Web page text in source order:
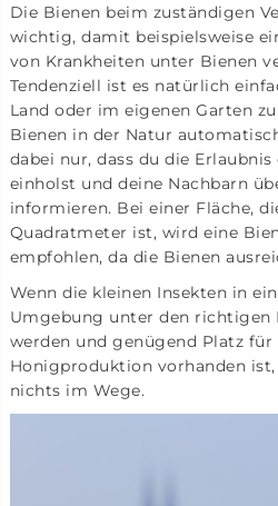
Die Bienen beim zuständigen
wichtig, damit beispielsweise
von Krankheiten unter Bienen
Tendenziell ist es natürlich
Land oder im eigenen Garten
Bienen in der Natur
dabei nur, dass du die
einholst und deine Nachbarn
informieren. Bei einer Fläche,
Quadratmeter ist, wird eine
empfohlen, da die Bienen
Wenn die kleinen Insekten in
Umgebung unter den richtigen
werden und genügend Platz für
Honigproduktion vorhanden
nichts im Wege.